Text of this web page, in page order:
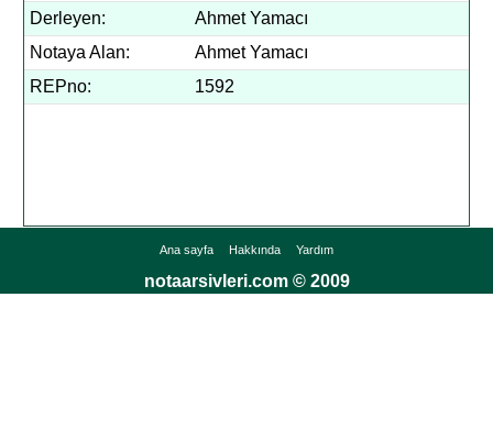
Derleyen:
Ahmet Yamacı
Notaya Alan:
Ahmet Yamacı
REPno:
1592
Ana sayfa Hakkında Yardım
notaarsivleri.com © 2009